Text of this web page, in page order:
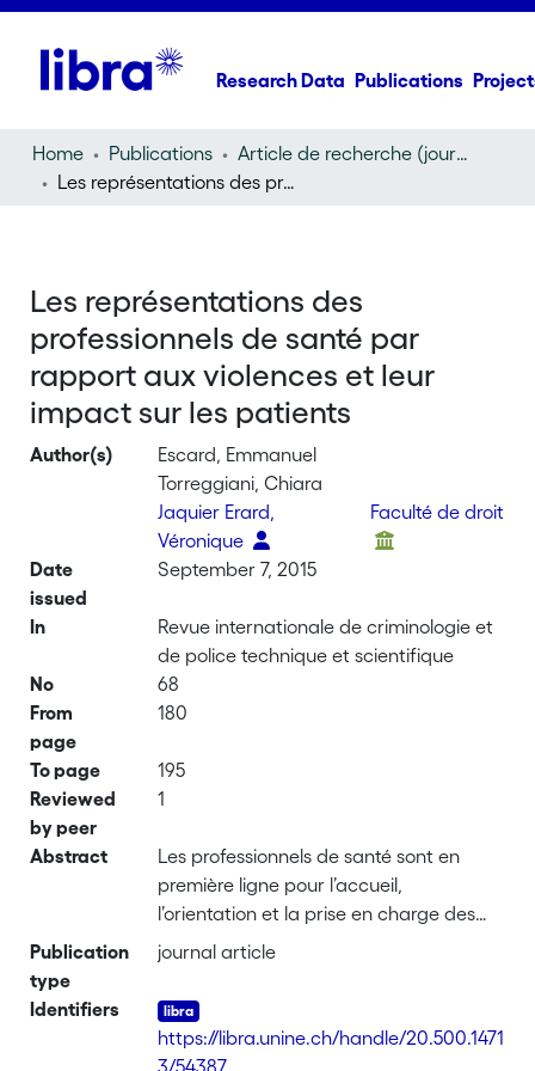
Research Data Publications
Home Publications
Article de recherche (journal article)
Les représentations des professionnels de santé par rapport aux violences et leur impact sur les patients
Les représentations des
professionnels de santé par
rapport aux violences et leur
impact sur les patients
Author(s)
Escard, Emmanuel
Torreggiani, Chiara
Jaquier Erard,
Véronique
Faculté de droit
Date
issued
September 7, 2015
In
Revue internationale de criminologie et
de police technique et scientifique
No
68
From
page
180
To page
195
Reviewed
by peer
1
Abstract
Les professionnels de santé sont en
première ligne pour l’accueil,
l’orientation et la prise en charge des
nombreux patients vivant ou ayant
domestiques et/ou sexuelles. Dans ce
domaine, les attitudes et
représentations des professionnels de
Publication
type
journal article
Identifiers
https://libra.unine.ch/handle/20.500.1471
3/54387